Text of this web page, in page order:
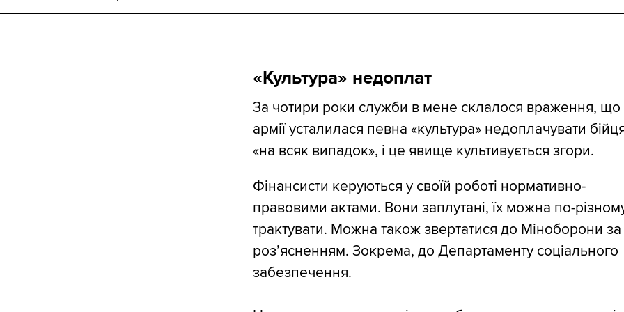
«Культура» недоплат
За чотири роки служби в мене склалося враження, що
армії усталилася певна «культура» недоплачувати
«на всяк випадок», і це явище культивується згори.
Фінансисти керуються у своїй роботі нормативно-
правовими актами. Вони заплутані, їх можна по-
трактувати. Можна також звертатися до Міноборони за
розʼясненням. Зокрема, до Департаменту соціального
забезпечення.